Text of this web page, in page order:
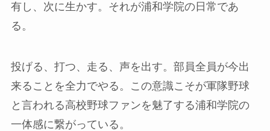
有し、次に生かす。それが浦和学院の日常であ
る。
投げる、打つ、走る、声を出す。部員全員が今出
来ることを全力でやる。この意識こそが軍隊野球
と言われる高校野球ファンを魅了する浦和学院の
一体感に繋がっている。